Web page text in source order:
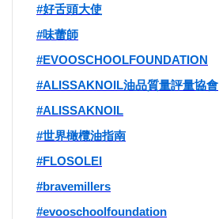
生物科技
出版（影音/圖書/雜誌）
發明/專利
文化資產/文物保護
旅館/民宿
#好舌頭大使
#味蕾師
#EVOOSCHOOLFOUNDATION
#ALISSAKNOIL油品質量評量協會
#ALISSAKNOIL
#世界橄欖油指南
#FLOSOLEI
#bravemillers
#evooschoolfoundation